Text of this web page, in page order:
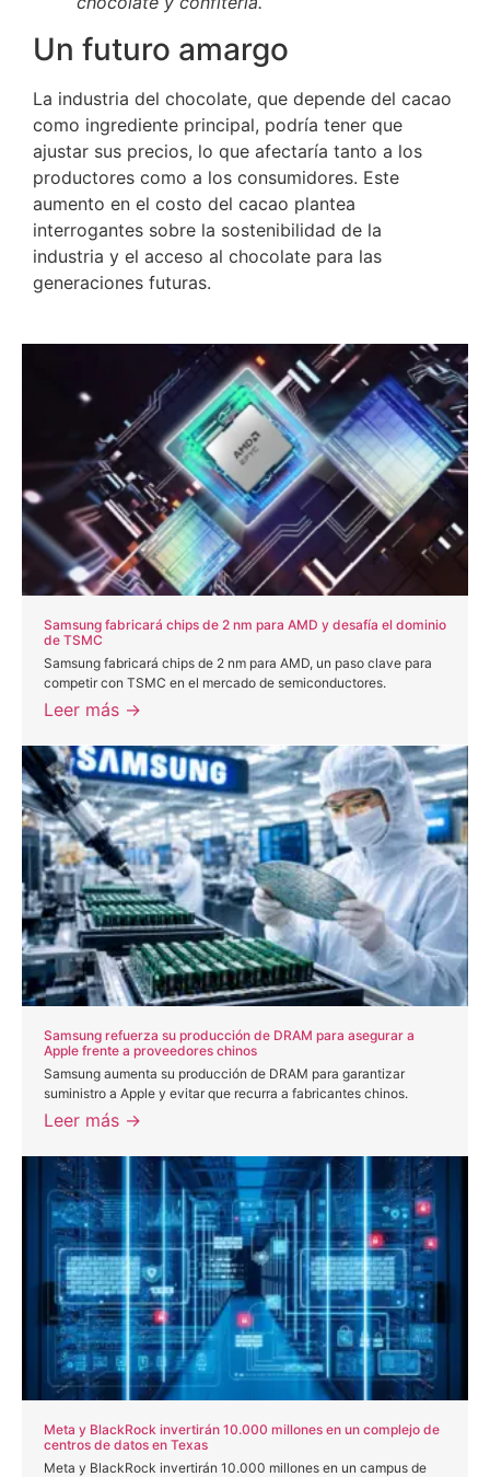
Un futuro amargo
La industria del chocolate, que depende del cacao
como ingrediente principal, podría tener que
ajustar sus precios, lo que afectaría tanto a los
productores como a los consumidores. Este
aumento en el costo del cacao plantea
interrogantes sobre la sostenibilidad de la
industria y el acceso al chocolate para las
generaciones futuras.
Samsung fabricará chips de 2 nm para AMD y desafía el dominio
de TSMC
Samsung fabricará chips de 2 nm para AMD, un paso clave para
competir con TSMC en el mercado de semiconductores.
Leer más →
Samsung refuerza su producción de DRAM para asegurar a
Apple frente a proveedores chinos
Samsung aumenta su producción de DRAM para garantizar
suministro a Apple y evitar que recurra a fabricantes chinos.
Leer más →
Meta y BlackRock invertirán 10.000 millones en un complejo de
centros de datos en Texas
Meta y BlackRock invertirán 10.000 millones en un campus de